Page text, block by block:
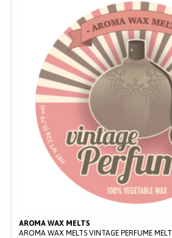
AROMA WAX MELTS
AROMA WAX MELTS VINTAGE PERFUME MELT